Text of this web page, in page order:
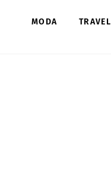
MODA TRAVEL